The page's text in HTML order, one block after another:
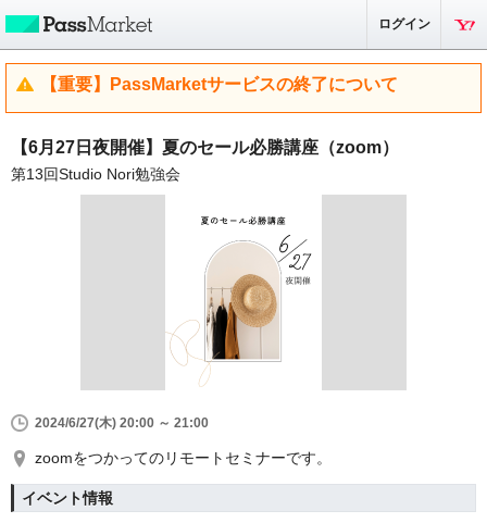
ログイン
【重要】PassMarketサービスの終了について
【6月27日夜開催】夏のセール必勝講座（zoom）
第13回Studio Nori勉強会
2024/6/27(木) 20:00 ～ 21:00
zoomをつかってのリモートセミナーです。
イベント情報